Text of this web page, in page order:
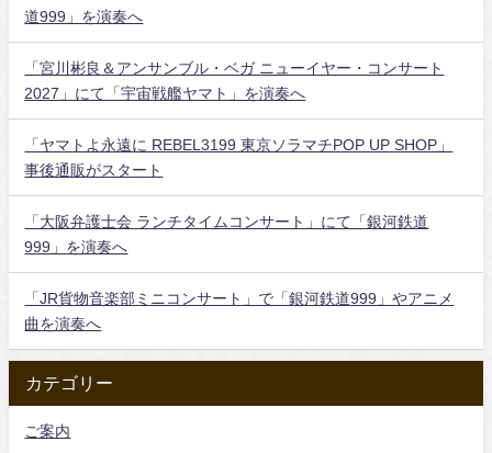
道999」を演奏へ
「宮川彬良＆アンサンブル・ベガ ニューイヤー・コンサート
2027」にて「宇宙戦艦ヤマト」を演奏へ
「ヤマトよ永遠に REBEL3199 東京ソラマチPOP UP SHOP」
事後通販がスタート
「大阪弁護士会 ランチタイムコンサート」にて「銀河鉄道
999」を演奏へ
「JR貨物音楽部ミニコンサート」で「銀河鉄道999」やアニメ
曲を演奏へ
カテゴリー
ご案内